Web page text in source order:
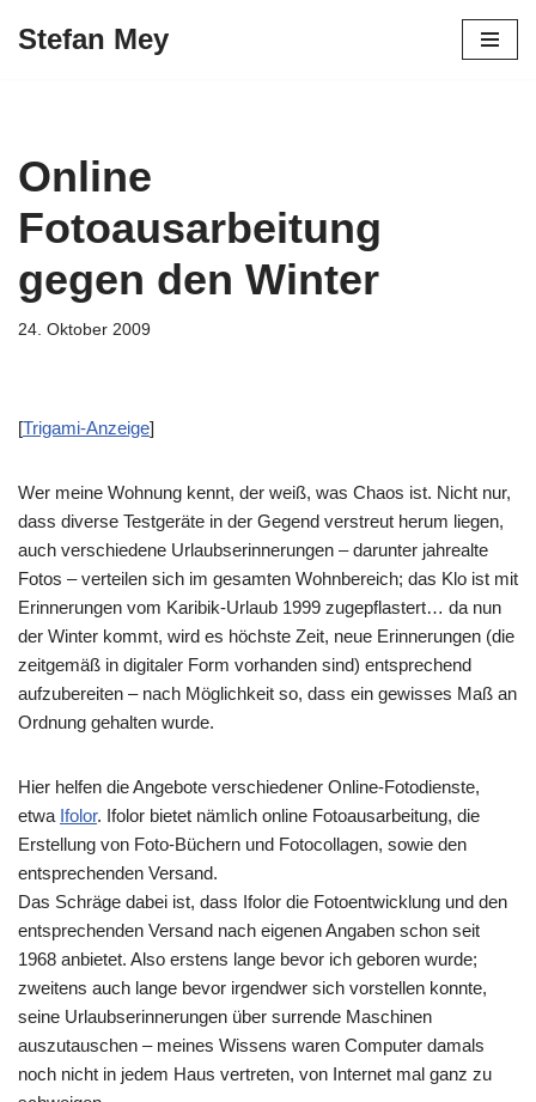
Stefan Mey
Online
Fotoausarbeitung
gegen den Winter
24. Oktober 2009
[Trigami-Anzeige]
Wer meine Wohnung kennt, der weiß, was Chaos ist. Nicht nur,
dass diverse Testgeräte in der Gegend verstreut herum liegen,
auch verschiedene Urlaubserinnerungen – darunter jahrealte
Fotos – verteilen sich im gesamten Wohnbereich; das Klo ist mit
Erinnerungen vom Karibik-Urlaub 1999 zugepflastert… da nun
der Winter kommt, wird es höchste Zeit, neue Erinnerungen (die
zeitgemäß in digitaler Form vorhanden sind) entsprechend
aufzubereiten – nach Möglichkeit so, dass ein gewisses Maß an
Ordnung gehalten wurde.
Hier helfen die Angebote verschiedener Online-Fotodienste,
etwa Ifolor. Ifolor bietet nämlich online Fotoausarbeitung, die
Erstellung von Foto-Büchern und Fotocollagen, sowie den
entsprechenden Versand.
Das Schräge dabei ist, dass Ifolor die Fotoentwicklung und den
entsprechenden Versand nach eigenen Angaben schon seit
1968 anbietet. Also erstens lange bevor ich geboren wurde;
zweitens auch lange bevor irgendwer sich vorstellen konnte,
seine Urlaubserinnerungen über surrende Maschinen
auszutauschen – meines Wissens waren Computer damals
noch nicht in jedem Haus vertreten, von Internet mal ganz zu